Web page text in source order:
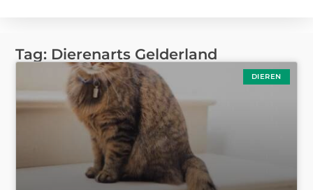
Tag: Dierenarts Gelderland
DIEREN